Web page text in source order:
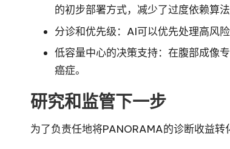
的初步部署方式，减少了过度依赖算
分诊和优先级：AI可以优先处理高风
低容量中心的决策支持：在腹部成像
癌症。
研究和监管下一步
为了负责任地将PANORAMA的诊断收益转